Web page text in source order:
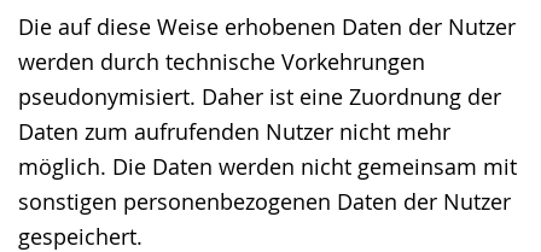
Die auf diese Weise erhobenen Daten der Nutzer
werden durch technische Vorkehrungen
pseudonymisiert. Daher ist eine Zuordnung der
Daten zum aufrufenden Nutzer nicht mehr
möglich. Die Daten werden nicht gemeinsam mit
sonstigen personenbezogenen Daten der Nutzer
gespeichert.